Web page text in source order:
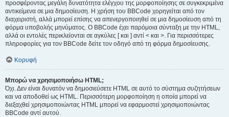
προσφέροντας μεγάλη δυνατότητα ελέγχου της μορφοποίησης σε συγκεκριμένα
αντικείμενα σε μια δημοσίευση. Η χρήση του BBCode χορηγείται από τον
διαχειριστή, αλλά μπορεί επίσης να απενεργοποιηθεί σε μια δημοσίευση από τη
φόρμα υποβολής μηνύματος. Ο BBCode έχει παρόμοια σύνταξη με την HTML,
αλλά οι εντολές περικλείονται σε αγκύλες [ και ] αντί < και >. Για περισσότερες
πληροφορίες για τον BBCode δείτε τον οδηγό από τη φόρμα δημοσίευσης.
Κορυφή
Μπορώ να χρησιμοποιήσω HTML;
Όχι. Δεν είναι δυνατόν να δημοσιεύσετε HTML σε αυτό το σύστημα συζητήσεων
και να αποδοθεί ως HTML. Περισσότερη μορφοποίηση η οποία μπορεί να
διεξαχθεί χρησιμοποιώντας HTML μπορεί να εφαρμοστεί χρησιμοποιώντας
BBCode αντί αυτού.